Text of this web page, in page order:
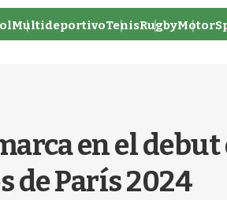
MultideportivoTenisRugby
en el
de París 2024